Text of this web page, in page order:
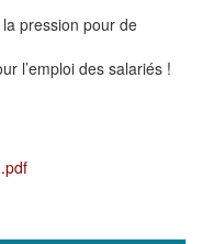
pression pour de
l’emploi des salariés !